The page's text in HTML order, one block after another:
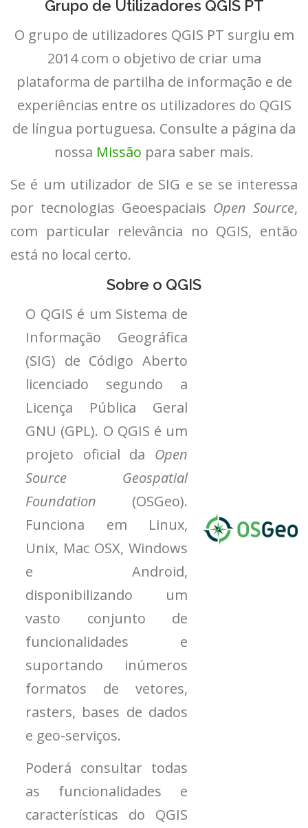
Grupo de Utilizadores QGIS PT
O grupo de utilizadores QGIS PT surgiu em
2014 com o objetivo de criar uma
plataforma de partilha de informação e de
experiências entre os utilizadores do QGIS
de língua portuguesa. Consulte a página da
nossa Missão para saber mais.
Se é um utilizador de SIG e se se interessa
por tecnologias Geoespaciais Open Source,
com particular relevância no QGIS, então
está no local certo.
Sobre o QGIS
O QGIS é um Sistema de
Informação Geográfica
(SIG) de Código Aberto
licenciado segundo a
Licença Pública Geral
GNU (GPL). O QGIS é um
projeto oficial da Open
Source Geospatial
Foundation (OSGeo).
Funciona em Linux,
Unix, Mac OSX, Windows
e Android,
disponibilizando um
vasto conjunto de
funcionalidades e
suportando inúmeros
formatos de vetores,
rasters, bases de dados
e geo-serviços.
Poderá consultar todas
as funcionalidades e
características do QGIS